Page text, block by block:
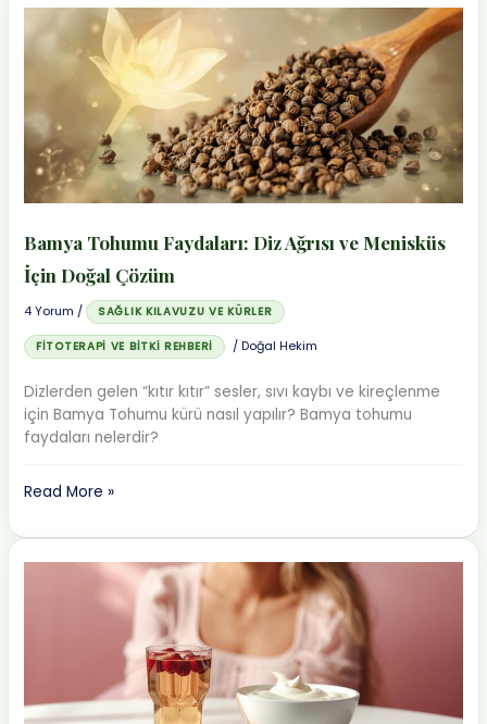
mı
Glisinat
İşe
Yarar?
Bamya Tohumu Faydaları: Diz Ağrısı ve Menisküs
İçin Doğal Çözüm
4 Yorum / SAĞLIK KILAVUZU VE KÜRLER
FITOTERAPI VE BITKI REHBERI /Doğal Hekim
Dizlerden gelen “kıtır kıtır” sesler, sıvı kaybı ve kireçlenme
için Bamya Tohumu kürü nasıl yapılır? Bamya tohumu
faydaları nelerdir?
Bamya
Faydaları:
Diz
Read More »